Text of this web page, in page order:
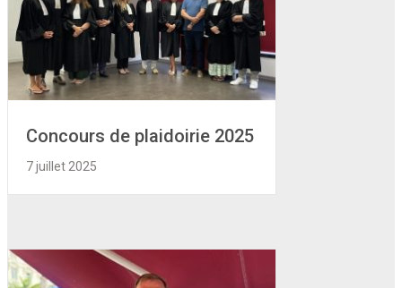
Concours de plaidoirie 2025
7 juillet 2025